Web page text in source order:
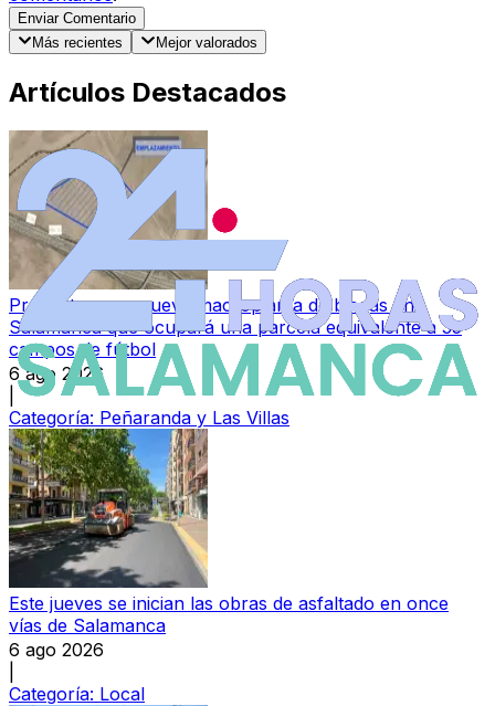
Enviar Comentario
Más recientes
Mejor valorados
Artículos Destacados
Proyectan una nueva macroplanta de biogás en
Salamanca que ocupará una parcela equivalente a 35
campos de fútbol
6 ago 2026
Categoría: Peñaranda y Las Villas
Este jueves se inician las obras de asfaltado en once
vías de Salamanca
6 ago 2026
Categoría: Local